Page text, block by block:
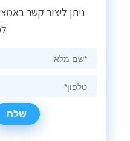
ניתן ליצור קשר